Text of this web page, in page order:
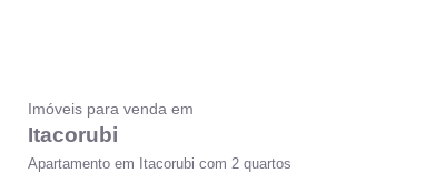
Imóveis para venda em
Itacorubi
Apartamento em Itacorubi com 2 quartos